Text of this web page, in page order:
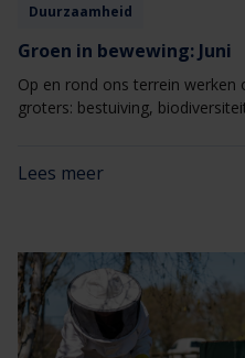
Duurzaamheid
Groen in bewewing: Juni
Op en rond ons terrein werken
groters: bestuiving,
Lees meer